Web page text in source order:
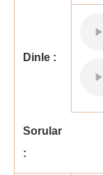
Dinle :
Sorular
: